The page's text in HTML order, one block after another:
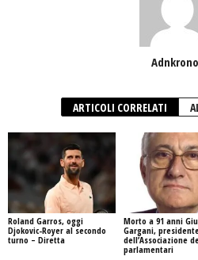
ARTICOLI CORRELATI
Roland Garros, oggi
Djokovic-Royer al secondo
turno – Diretta
Morto a 91 anni
Gargani,
dell’Associazione
parlamentari